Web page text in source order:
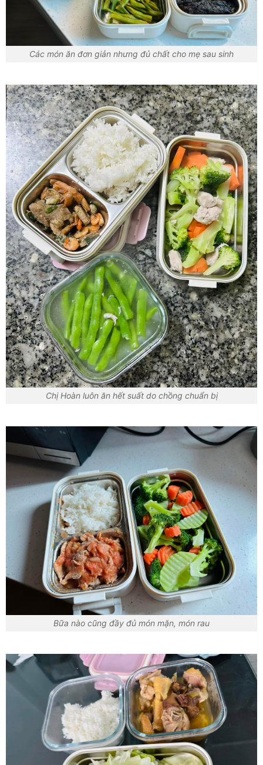
Các món ăn đơn giản nhưng đủ chất cho mẹ sau sinh
Chị Hoàn luôn ăn hết suất do chồng chuẩn bị
Bữa nào cũng đầy đủ món mặn, món rau